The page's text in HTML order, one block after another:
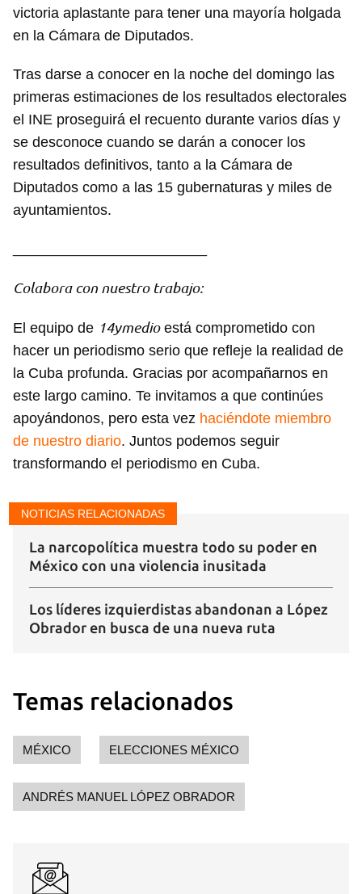
victoria aplastante para tener una mayoría holgada
en la Cámara de Diputados.
Tras darse a conocer en la noche del domingo las
primeras estimaciones de los resultados electorales
el INE proseguirá el recuento durante varios días y
se desconoce cuando se darán a conocer los
resultados definitivos, tanto a la Cámara de
Diputados como a las 15 gubernaturas y miles de
ayuntamientos.
Colabora con nuestro trabajo:
El equipo de 14ymedioestá comprometido con
hacer un periodismo serio que refleje la realidad de
la Cuba profunda. Gracias por acompañarnos en
este largo camino. Te invitamos a que continúes
apoyándonos, pero esta vez haciéndote miembro
de nuestro diario. Juntos podemos seguir
transformando el periodismo en Cuba.
NOTICIAS RELACIONADAS
La narcopolítica muestra todo su poder en
México con una violencia inusitada
Los líderes izquierdistas abandonan a López
Obrador en busca de una nueva ruta
Temas relacionados
MÉXICO ELECCIONES MÉXICO
ANDRÉS MANUEL LÓPEZ OBRADOR